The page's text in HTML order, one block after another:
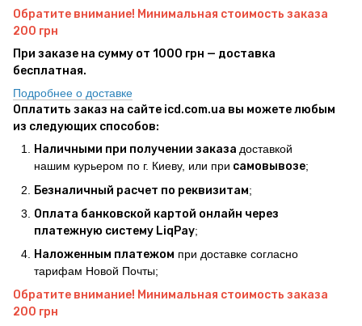
Обратите внимание! Минимальная стоимость заказа
200 грн
При заказе на сумму от 1000 грн — доставка
бесплатная.
Подробнее о доставке
Оплатить заказ на сайте icd.com.ua вы можете любым
из следующих способов:
Наличными при получении заказа доставкой
нашим курьером по г. Киеву, или при самовывозе;
Безналичный расчет по реквизитам;
Оплата банковской картой онлайн через
платежную систему LiqPay;
Наложенным платежом при доставке согласно
тарифам Новой Почты;
Обратите внимание! Минимальная стоимость заказа
200 грн